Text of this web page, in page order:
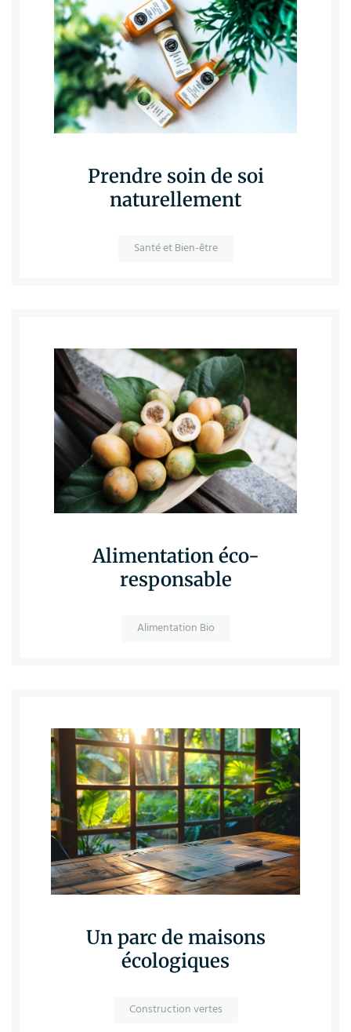
Prendre soin de soi
naturellement
Santé et Bien-être
Alimentation éco-
responsable
Alimentation Bio
Un parc de maisons
écologiques
Construction vertes